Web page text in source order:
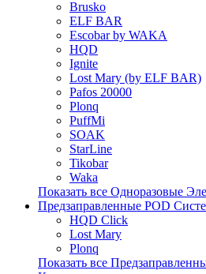
Brusko
ELF BAR
Escobar by WAKA
HQD
Ignite
Lost Mary (by ELF BAR)
Pafos 20000
Plonq
PuffMi
SOAK
StarLine
Tikobar
Waka
Показать все Одноразовые
Предзаправленные POD
HQD Click
Lost Mary
Plonq
Показать все